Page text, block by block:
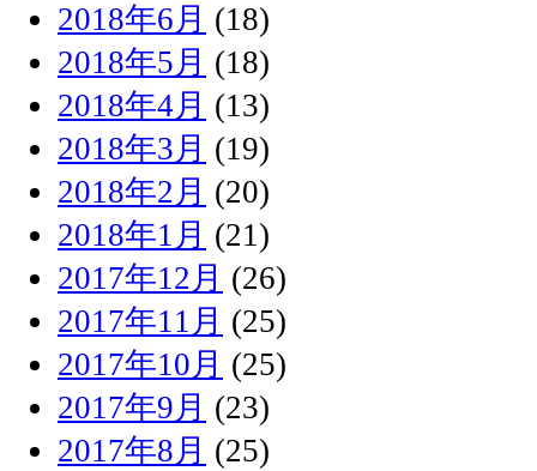
2018年6月 (18)
2018年5月 (18)
2018年4月 (13)
2018年3月 (19)
2018年2月 (20)
2018年1月 (21)
2017年12月 (26)
2017年11月 (25)
2017年10月 (25)
2017年9月 (23)
2017年8月 (25)